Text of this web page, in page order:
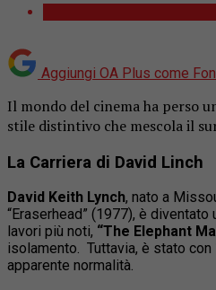
Aggiungi OA Plus come
Il mondo del cinemaha perso
stile distintivo che mescolail
La Carriera di David Linch
David Keith Lynch, nato a
“Eraserhead” (1977), è
lavori più noti, “The Elephant
isolamento. Tuttavia, è stato con
apparente normalità.